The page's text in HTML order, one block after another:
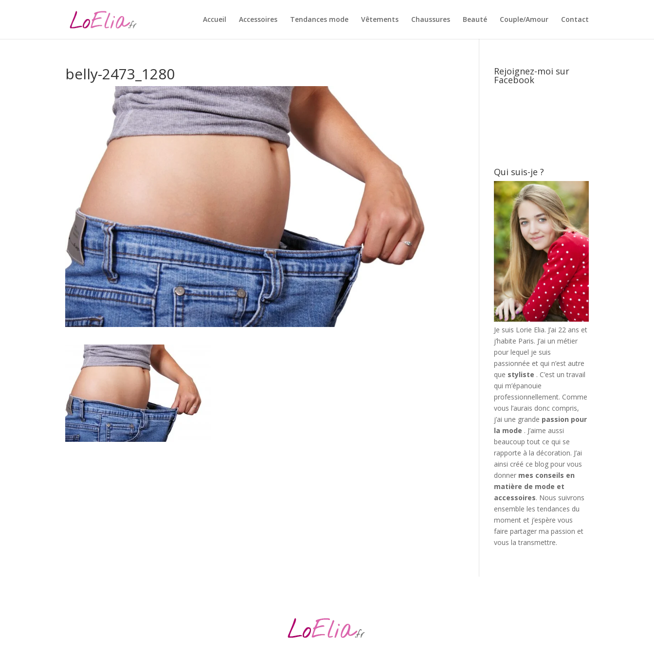
Accueil Accessoires Tendances mode Vêtements Chaussures Beauté Couple/Amour Contact
belly-2473_1280 Rejoignez-moi sur
Facebook
Qui suis-je ?
Je suis Lorie Elia. J’ai 22 ans et
j’habite Paris. J’ai un métier
pour lequel je suis
passionnée et qui n’est autre
que styliste . C’est un travail
qui m’épanouie
professionnellement. Comme
vous l’aurais donc compris,
j’ai une grande passion pour
la mode . J’aime aussi
beaucoup tout ce qui se
rapporte à la décoration. J’ai
ainsi créé ce blog pour vous
donner mes conseils en
matière de mode et
accessoires. Nous suivrons
ensemble les tendances du
moment et j’espère vous
faire partager ma passion et
vous la transmettre.